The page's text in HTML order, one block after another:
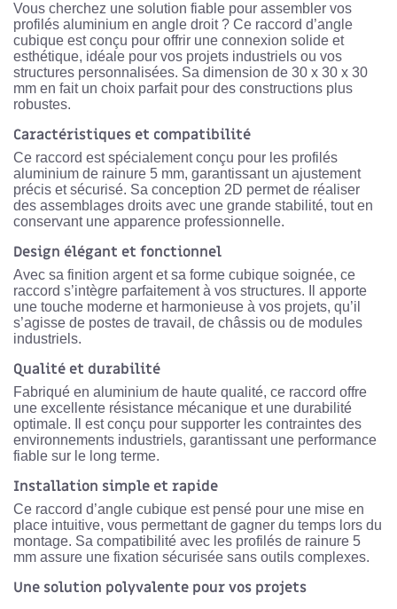
Vous cherchez une solution fiable pour assembler vos
profilés aluminium en angle droit ? Ce raccord d’angle
cubique est conçu pour offrir une connexion solide et
esthétique, idéale pour vos projets industriels ou vos
structures personnalisées. Sa dimension de 30 x 30 x 30
mm en fait un choix parfait pour des constructions plus
robustes.
Caractéristiques et compatibilité
Ce raccord est spécialement conçu pour les profilés
aluminium de rainure 5 mm, garantissant un ajustement
précis et sécurisé. Sa conception 2D permet de réaliser
des assemblages droits avec une grande stabilité, tout en
conservant une apparence professionnelle.
Design élégant et fonctionnel
Avec sa finition argentet sa forme cubique soignée, ce
raccord s’intègre parfaitement à vos structures. Il apporte
une touche moderne et harmonieuse à vos projets, qu’il
s’agisse de postes de travail, de châssis ou de modules
industriels.
Qualité et durabilité
Fabriqué en aluminium de haute qualité, ce raccord offre
une excellente résistance mécanique et une durabilité
optimale. Il est conçu pour supporter les contraintes des
environnements industriels, garantissant une performance
fiable sur le long terme.
Installation simple et rapide
Ce raccord d’angle cubique est pensé pour une mise en
place intuitive, vous permettant de gagner du temps lors du
montage. Sa compatibilité avec les profilés de rainure 5
mm assure une fixation sécurisée sans outils complexes.
Une solution polyvalente pour vos projets